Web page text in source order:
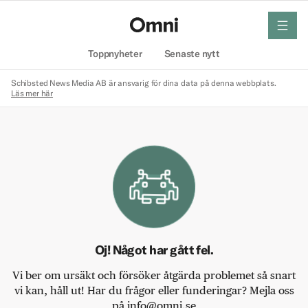
Toppnyheter Senaste nytt
meny
Schibsted News Media AB är ansvarig för dina data på denna webbplats.
Läs mer här
Oj! Något har gått fel.
Vi ber om ursäkt och försöker åtgärda problemet så snart
vi kan, håll ut! Har du frågor eller funderingar? Mejla oss